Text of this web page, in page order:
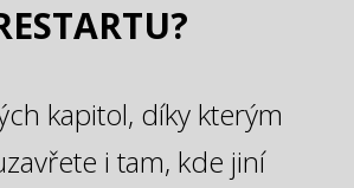
kapitol, díky kterým
i tam, kde jiní